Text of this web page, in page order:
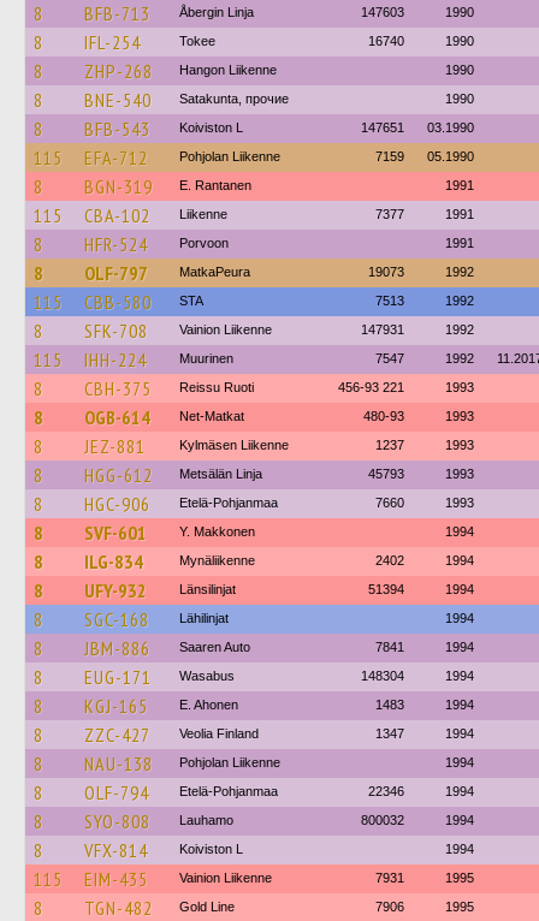
8 BFB-713 Åbergin Linja 147603 1990
8 IFL-254 Tokee 16740 1990
8 ZHP-268 Hangon Liikenne 1990
8 BNE-540 Satakunta, прочие 1990
8 BFB-543 Koiviston L 147651 03.1990
115 EFA-712 Pohjolan Liikenne 7159 05.1990
8 BGN-319 E. Rantanen 1991
115 CBA-102 Liikenne 7377 1991
8 HFR-524 Porvoon 1991
8 OLF-797 MatkaPeura 19073 1992
115 CBB-580 STA 7513 1992
8 SFK-708 Vainion Liikenne 147931 1992
115 IHH-224 Muurinen 7547 1992
8 CBH-375 Reissu Ruoti 456-93 221 1993
8 OGB-614 Net-Matkat 480-93 1993
8 JEZ-881 Kylmäsen Liikenne 1237 1993
8 HGG-612 Metsälän Linja 45793 1993
8 HGC-906 Etelä-Pohjanmaa 7660 1993
8 SVF-601 Y. Makkonen 1994
8 ILG-834 Mynäliikenne 2402 1994
8 UFY-932 Länsilinjat 51394 1994
8 SGC-168 Lähilinjat 1994
8 JBM-886 Saaren Auto 7841 1994
8 EUG-171 Wasabus 148304 1994
8 KGJ-165 E. Ahonen 1483 1994
8 ZZC-427 Veolia Finland 1347 1994
8 NAU-138 Pohjolan Liikenne 1994
8 OLF-794 Etelä-Pohjanmaa 22346 1994
8 SYO-808 Lauhamo 800032 1994
8 VFX-814 Koiviston L 1994
115 EIM-435 Vainion Liikenne 7931 1995
8 TGN-482 Gold Line 7906 1995